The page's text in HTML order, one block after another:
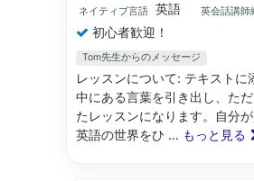
ネイティブ言語 英語 英会話講師
初心者歓迎！
Tom先生からのメッセージ
レッスンについて: テキスト
中にある言葉を引き出し、た
たレッスンになります。自分
英語の世界をひ ... もっと見る